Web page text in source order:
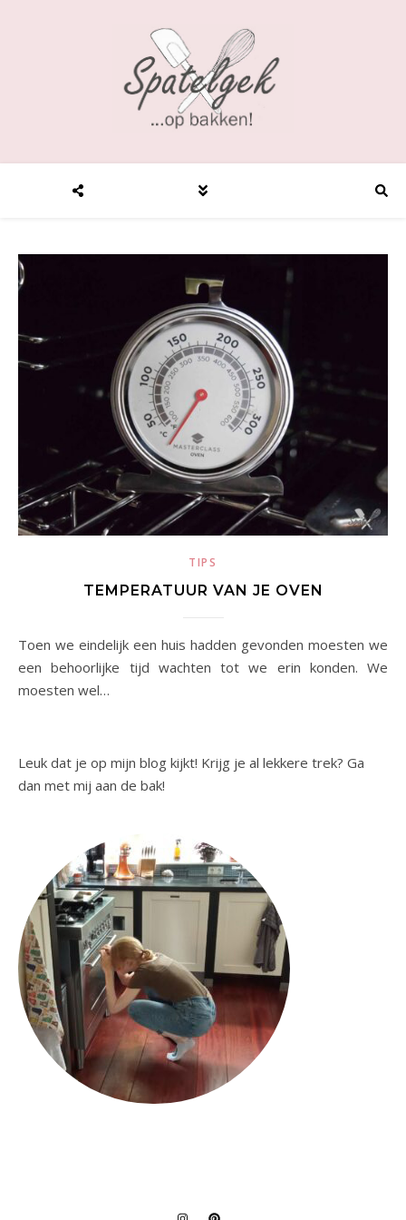
TIPS
TEMPERATUUR VAN JE OVEN
Toen we eindelijk een huis hadden gevonden moesten we
een behoorlijke tijd wachten tot we erin konden. We
moesten wel…
Leuk dat je op mijn blog kijkt! Krijg je al lekkere trek? Ga
dan met mij aan de bak!